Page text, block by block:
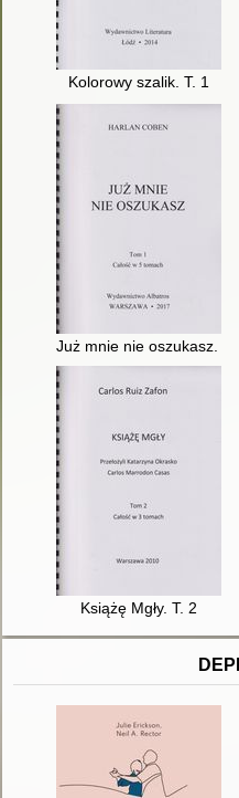
Kolorowy szalik. T. 1
Już mnie nie oszukasz. T. 1
Książę Mgły. T. 2